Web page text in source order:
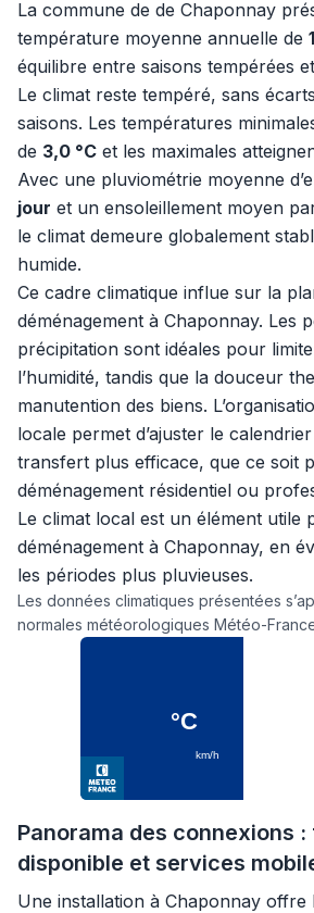
La commune de de Chaponnay
température moyenne annuelle de
équilibre entre saisons tempérées
Le climat reste tempéré, sans
saisons. Les températures
de 3,0 °C et les maximales
Avec une pluviométrie moyenne
jour et un ensoleillement moyen
le climat demeure globalement
humide.
Ce cadre climatique influe sur la
déménagement à Chaponnay. Les
précipitation sont idéales pour
l’humidité, tandis que la douceur
manutention des biens.
locale permet d’ajuster le
transfert plus efficace, que ce soit
déménagement résidentiel ou
Le climat local est un élément utile
déménagement à Chaponnay, en
les périodes plus pluvieuses.
Les données climatiques présentées
normales météorologiques Météo-
Panorama des connexions
disponible et services
Une installation à Chaponnay offre